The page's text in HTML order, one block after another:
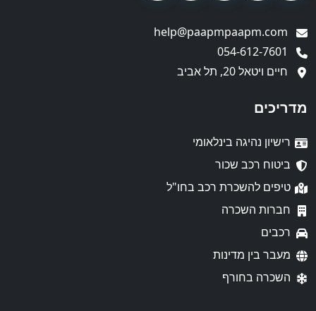
חיים ויטאל 20, תל אביב
מדריכים
רישיון נהיגה בינלאומי
ביטוח רכב שכור
טיפים להשכרת רכב בחו"ל
חברות השכרה
רכבים
מעבר בין מדינות
השכרה בחורף